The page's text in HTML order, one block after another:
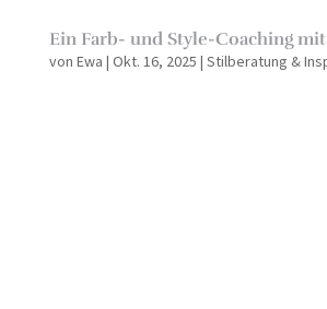
Ein Farb- und Style-Coaching
von Ewa | Okt. 16, 2025 | Stilberatung &